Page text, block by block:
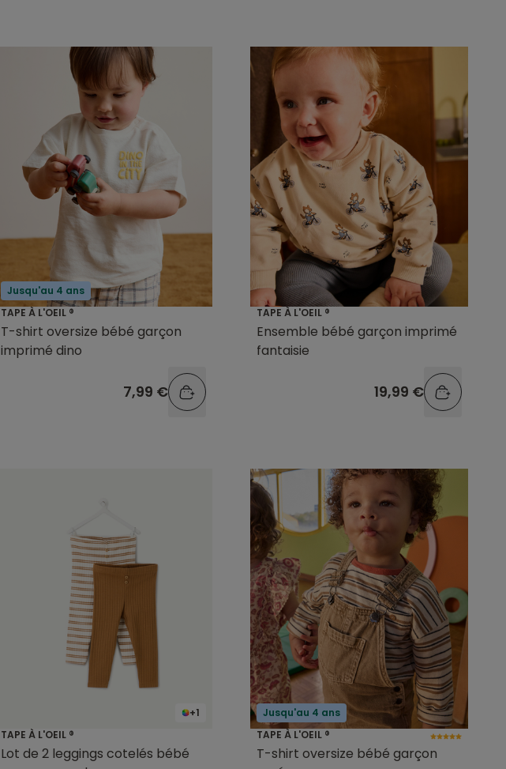
Jusqu'au 4 ans
TAPE À L'OEIL ®
T-shirt oversize bébé garçon
imprimé dino
7,99 €
TAPE À L'OEIL ®
Ensemble bébé garçon imprimé
fantaisie
19,99 €
+1
TAPE À L'OEIL ®
Lot de 2 leggings cotelés bébé
Jusqu'au 4 ans
TAPE À L'OEIL ®
T-shirt oversize bébé garçon